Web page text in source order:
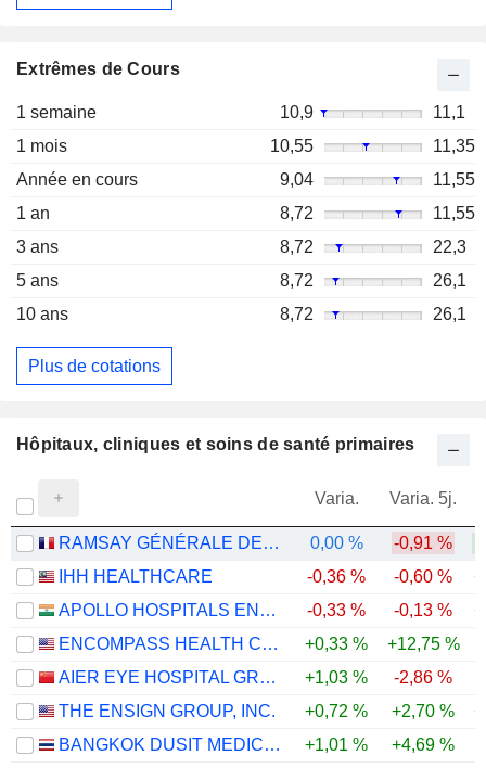
Extrêmes de Cours
1 semaine 10,9
11,1
1 mois
10,55
11,35
Année en cours
9,04
11,55
1 an
8,72
11,55
3 ans
8,72
22,3
5 ans
8,72
26,1
10 ans
8,72 26,1
Plus de cotations
Hôpitaux, cliniques et soins de santé primaires
Varia. Varia. 5j.
RAMSAY GÉNÉRALE DE SANTÉ 0,00 % -0,91 %
IHH HEALTHCARE
-0,36 % -0,60 %
APOLLO HOSPITALS ENTERPRISE LIMITED
-0,33 % -0,13 %
ENCOMPASS HEALTH CORPORATION
+0,33 % +12,75 %
AIER EYE HOSPITAL GROUP CO., LTD.
+1,03 % -2,86 %
THE ENSIGN GROUP, INC.
+0,72 % +2,70 %
BANGKOK DUSIT MEDICAL SERVICES
+1,01 % +4,69 %